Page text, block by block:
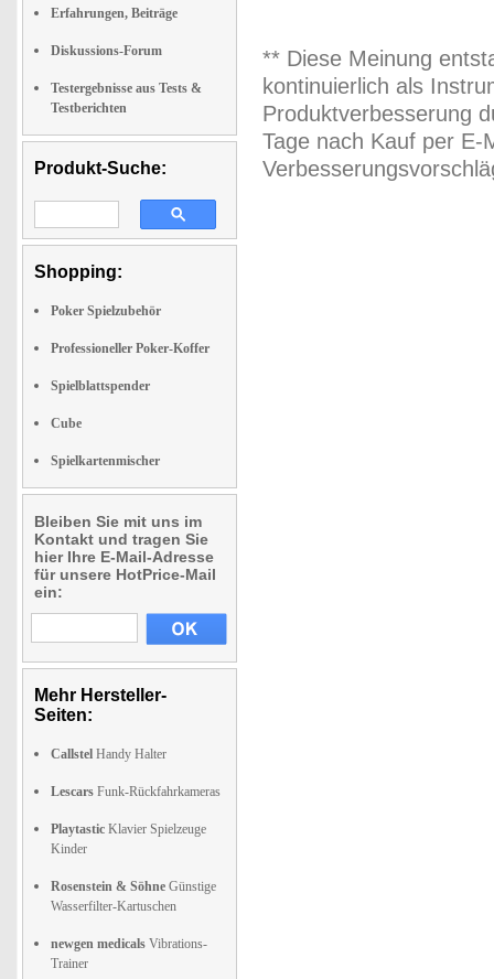
Erfahrungen, Beiträge
Diskussions-Forum
Testergebnisse aus Tests &
Testberichten
Produkt-Suche:
Shopping:
Poker Spielzubehör
Professioneller Poker-Koffer
Spielblattspender
Cube
Spielkartenmischer
Bleiben Sie mit uns im
Kontakt und tragen Sie
hier Ihre E-Mail-Adresse
für unsere HotPrice-Mail
ein:
Mehr Hersteller-
Seiten:
Callstel Handy Halter
Lescars Funk-Rückfahrkameras
Playtastic Klavier Spielzeuge
Kinder
Rosenstein & Söhne Günstige
Wasserfilter-Kartuschen
newgen medicals Vibrations-
Trainer
** Diese Meinung
kontinuierlich als
Produktverbesserung
Tage nach Kauf per E-